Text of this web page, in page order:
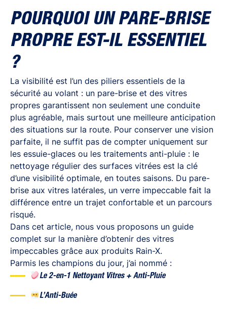
POURQUOI UN PARE-BRISE
PROPRE EST-IL ESSENTIEL
?
La visibilité est l’un des piliers essentiels de la
sécurité au volant : un pare-brise et des vitres
propres garantissent non seulement une conduite
plus agréable, mais surtout une meilleure anticipation
des situations sur la route. Pour conserver une vision
parfaite, il ne suffit pas de compter uniquement sur
les essuie-glaces ou les traitements anti-pluie : le
nettoyage régulier des surfaces vitrées est la clé
d’une visibilité optimale, en toutes saisons. Du pare-
brise aux vitres latérales, un verre impeccable fait la
différence entre un trajet confortable et un parcours
risqué.
Dans cet article, nous vous proposons un guide
complet sur la manière d’obtenir des vitres
impeccables grâce aux produits Rain-X.
Parmis les champions du jour, j’ai nommé :
Le 2-en-1 Nettoyant Vitres + Anti-Pluie
L’Anti-Buée